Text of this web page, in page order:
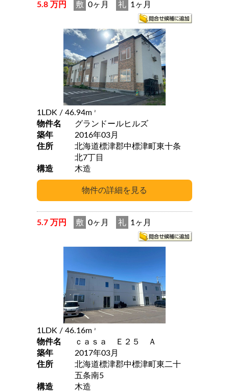
5.8 万円 敷 0ヶ月 礼 1ヶ月
1LDK / 46.94m 2
物件名
グランドールヒルズ
築年
2016年03月
住所
北海道標津郡中標津町東十条
北7丁目
構造
木造
5.7 万円 敷 0ヶ月 礼 1ヶ月
1LDK / 46.16m 2
物件名
ｃａｓａ Ｅ２５ Ａ
築年
2017年03月
住所
北海道標津郡中標津町東二十
五条南5
構造
木造